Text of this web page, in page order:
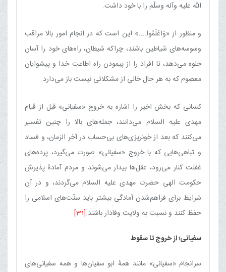
اللّه علیه وآله وسلّم را با خود داشت.
و منظور از «وَاعْلَمُوا....» این است که در انجام امور بالا مراقب
وسوسه‌های شیاطین باشند، چراکه شیطان، راه‌های خود را آسان
جلوه می‌دهد، تا افراد را از پیمودن راه اطاعت خدا و پیشوایان
معصوم که به هر حال خالی از مشکلاتی نیست باز می‌دارد.
کسانی که بخش اخیر را اشاره به خروج «سفیانی» قبل از قیام
مهدی علیه السلام می‌دانند، جمله‌های بالا را چنین تفسیر
می‌کنند که بعد از خونریزی‌های بی‌حساب در آخر الزمان، و فساد
و تباهی‌هایی که با خروج «سفیانی» صورت می‌گیرد، پرده‌های
غفلت کنار می‌رود، عقل‌ها بیدار می‌شوند و مردم آمادۀ پذیرش
حکومت الهی حضرت مهدی علیه السلام می‌گردند، و در آن
شرایط برای فراهم‌شدن آمادگی بیشتر باید سنّت‌های اسلامی را
حفظ کنند و نسبت به ولایت وفادار باشند.[31]
سفیانی؛ از خروج تا سقوط
سرانجام «سفیانی» مانند همۀ ابو سفیان‌ها و همه سفیانی‌های